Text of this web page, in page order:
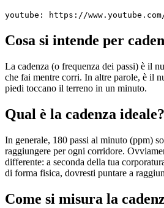
youtube: https://
Cosa si intende per
La cadenza (o frequenza dei passi) è il
che fai mentre corri. In altre parole, è il
piedi toccano il terreno in un minuto.
Qual è la cadenza ideale?
In generale, 180 passi al minuto (ppm)
raggiungere per ogni corridore.
differente: a seconda della tua
di forma fisica, dovresti puntare a
Come si misura la